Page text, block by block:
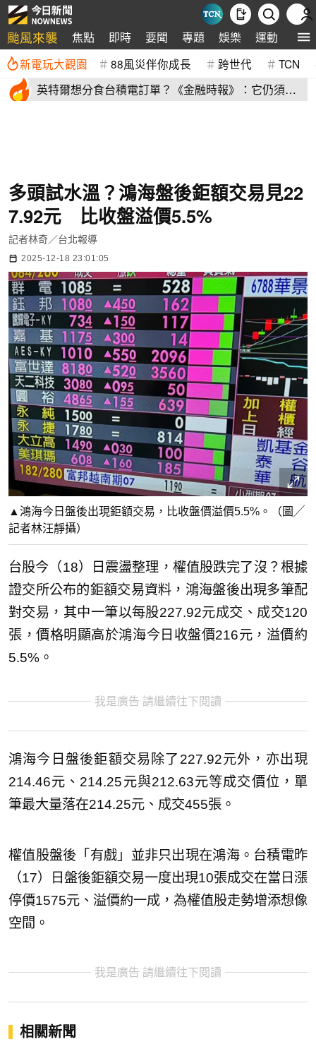
颱風來襲 焦點 即時 要聞 專題 娛樂 運動 全球
新電玩大觀園 88風災伴你成長 跨世代 TCN
英特爾想分食台積電訂單？《金融時報》：它仍須證
多頭試水溫？鴻海盤後鉅額交易見22
7.92元 比收盤溢價5.5%
記者林奇／台北報導
2025-12-18 23:01:05
▲鴻海今日盤後出現鉅額交易，比收盤價溢價5.5%。（圖╱
記者林汪靜攝）
台股今（18）日震盪整理，權值股跌完了沒？根據
證交所公布的鉅額交易資料，鴻海盤後出現多筆配
對交易，其中一筆以每股227.92元成交、成交120
張，價格明顯高於鴻海今日收盤價216元，溢價約
5.5%。
我是廣告 請繼續往下閱讀
鴻海今日盤後鉅額交易除了227.92元外，亦出現
214.46元、214.25元與212.63元等成交價位，單
筆最大量落在214.25元、成交455張。
權值股盤後「有戲」並非只出現在鴻海。台積電昨
（17）日盤後鉅額交易一度出現10張成交在當日漲
停價1575元、溢價約一成，為權值股走勢增添想像
空間。
我是廣告 請繼續往下閱讀
相關新聞